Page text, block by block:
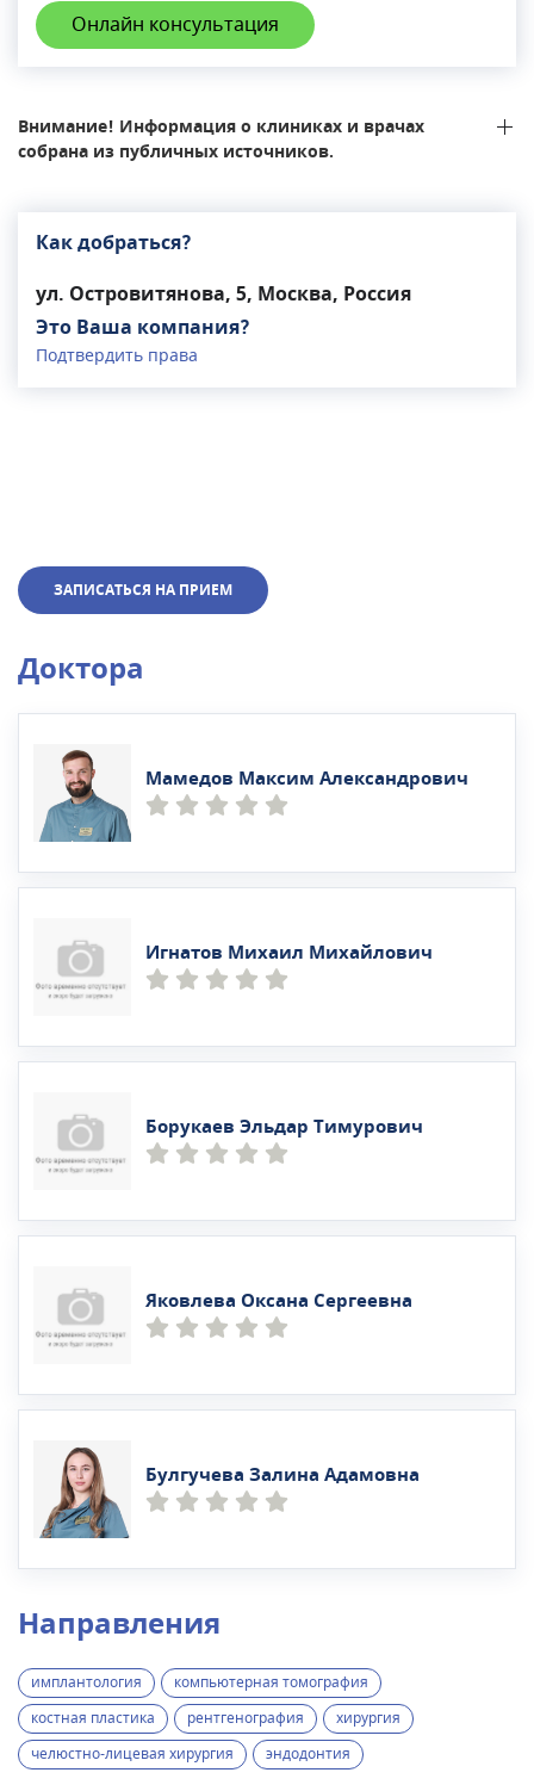
Онлайн консультация
Внимание! Информация о клиниках и врачах
собрана из публичных источников.
Как добраться?
ул. Островитянова, 5, Москва, Россия
Это Ваша компания?
Подтвердить права
ЗАПИСАТЬСЯ НА ПРИЕМ
Доктора
Мамедов Максим Александрович
Игнатов Михаил Михайлович
Борукаев Эльдар Тимурович
Яковлева Оксана Сергеевна
Булгучева Залина Адамовна
Направления
имплантология
компьютерная томография
костная пластика
рентгенография
хирургия
челюстно-лицевая хирургия
эндодонтия